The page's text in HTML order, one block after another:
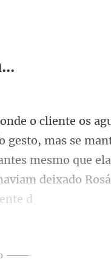
gesto, mas se
mesmo que
——